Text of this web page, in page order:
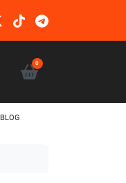
0
BLOG